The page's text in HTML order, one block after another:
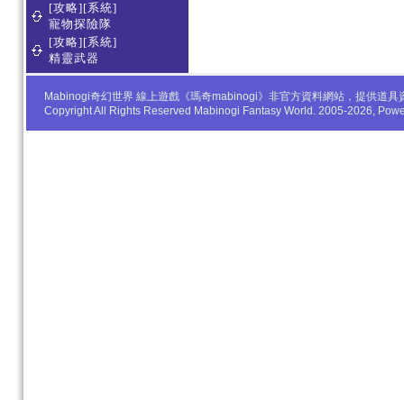
[攻略][系統]
寵物探險隊
[攻略][系統]
精靈武器
Mabinogi奇幻世界 線上遊戲《瑪奇mabinogi》非官方資料網站，提供道
Copyright All Rights Reserved Mabinogi Fantasy World. 2005-2026,